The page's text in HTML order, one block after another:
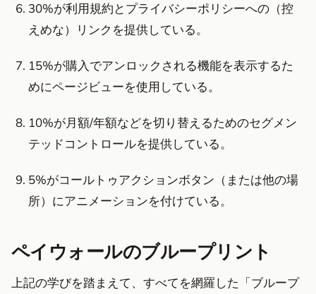
30%が利用規約とプライバシーポリシーへの（控
えめな）リンクを提供している。
15%が購入でアンロックされる機能を表示するた
めにページビューを使用している。
10%が月額/年額などを切り替えるためのセグメン
テッドコントロールを提供している。
5%がコールトゥアクションボタン（または他の場
所）にアニメーションを付けている。
ペイウォールのブループリント
上記の学びを踏まえて、すべてを網羅した「ブループ